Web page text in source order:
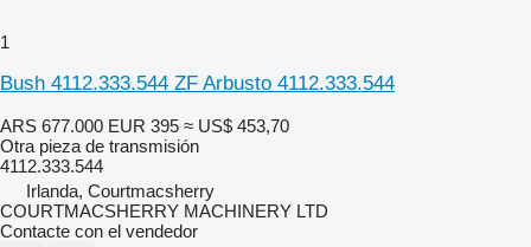
1
Bush 4112.333.544 ZF Arbusto 4112.333.544
ARS 677.000 EUR 395 ≈ US$ 453,70
Otra pieza de transmisión
4112.333.544
Irlanda, Courtmacsherry
COURTMACSHERRY MACHINERY LTD
Contacte con el vendedor